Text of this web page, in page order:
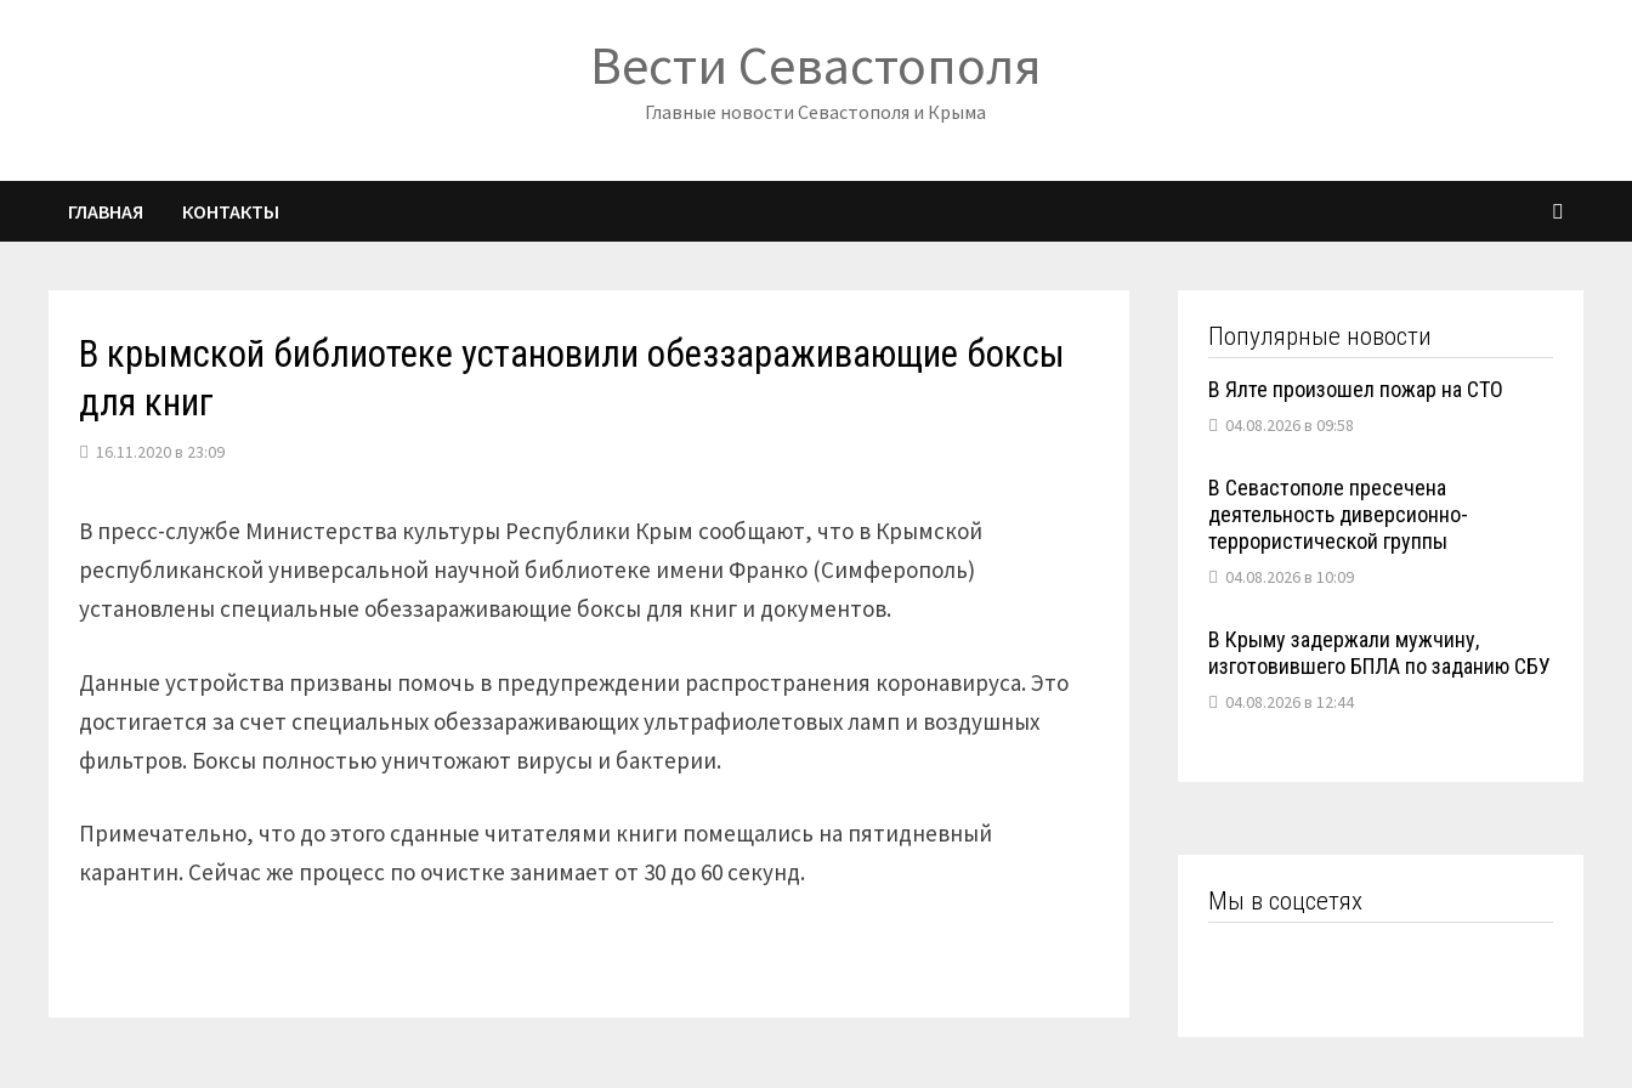
Вести Севастополя
Главные новости Севастополя и Крыма
ГЛАВНАЯ КОНТАКТЫ
В крымской библиотеке установили обеззараживающие боксы
для книг
16.11.2020 в 23:09
В пресс-службе Министерства культуры Республики Крым сообщают, что в Крымской
республиканской универсальной научной библиотеке имени Франко (Симферополь)
установлены специальные обеззараживающие боксы для книг и документов.
Данные устройства призваны помочь в предупреждении распространения коронавируса. Это
достигается за счет специальных обеззараживающих ультрафиолетовых ламп и воздушных
фильтров. Боксы полностью уничтожают вирусы и бактерии.
Примечательно, что до этого сданные читателями книги помещались на пятидневный
карантин. Сейчас же процесс по очистке занимает от 30 до 60 секунд.
Популярные новости
В Ялте произошел пожар на СТО
04.08.2026 в 09:58
В Севастополе пресечена
деятельность диверсионно-
террористической группы
04.08.2026 в 10:09
В Крыму задержали мужчину,
изготовившего БПЛА по заданию СБУ
04.08.2026 в 12:44
Мы в соцсетях